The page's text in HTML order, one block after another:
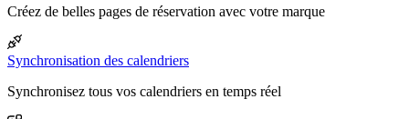
Créez de belles pages de réservation avec votre marque
Synchronisation des calendriers
Synchronisez tous vos calendriers en temps réel